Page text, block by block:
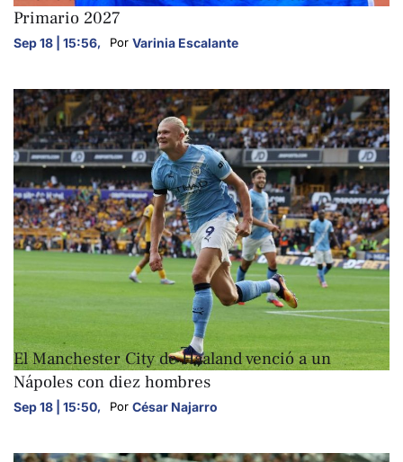
Primario 2027
Sep 18 | 15:56, Por Varinia Escalante
El Manchester City de Haaland venció a un
Nápoles con diez hombres
Sep 18 | 15:50, Por César Najarro